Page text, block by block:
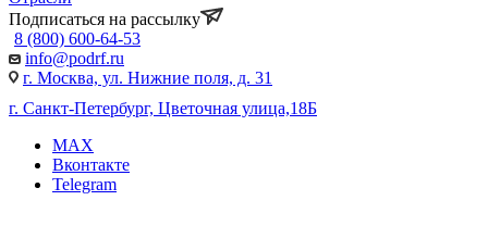
Подписаться на рассылку
8 (800) 600-64-53
info@podrf.ru
г. Москва, ул. Нижние поля, д. 31
г. Санкт-Петербург, Цветочная улица,18Б
MAX
Вконтакте
Telegram